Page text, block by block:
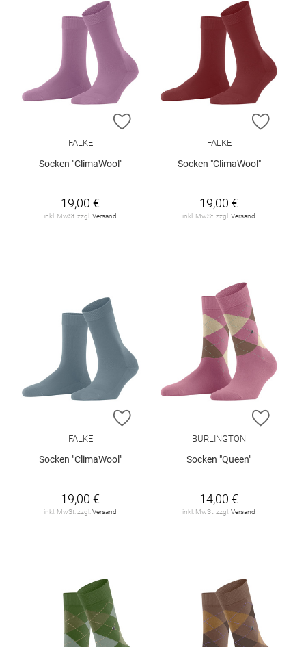
ZUR WUNSCHLISTE HINZUFÜGEN
FALKE
Socken "ClimaWool"
19,00 €
inkl. MwSt. zzgl. Versand
ZUR
FALKE
Socken "ClimaWool"
19,00 €
inkl. MwSt. zzgl. Versand
ZUR WUNSCHLISTE HINZUFÜGEN
FALKE
Socken "ClimaWool"
19,00 €
inkl. MwSt. zzgl.Versand
ZUR
BURLINGTON
Socken "Queen"
14,00 €
inkl. MwSt. zzgl.Versand